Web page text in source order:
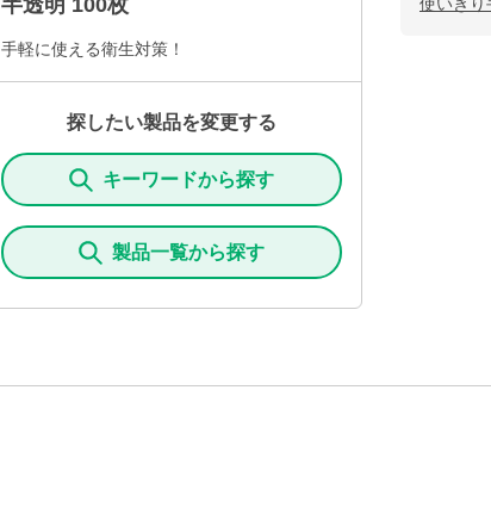
半透明 100枚
手軽に使える衛生対策！
探したい製品を変更する
キーワードから探す
製品一覧から探す